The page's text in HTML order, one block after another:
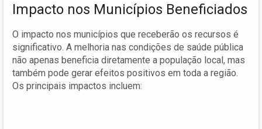
Impacto nos Municípios Beneficiados
O impacto nos municípios que receberão os recursos é
significativo. A melhoria nas condições de saúde pública
não apenas beneficia diretamente a população local, mas
também pode gerar efeitos positivos em toda a região.
Os principais impactos incluem: